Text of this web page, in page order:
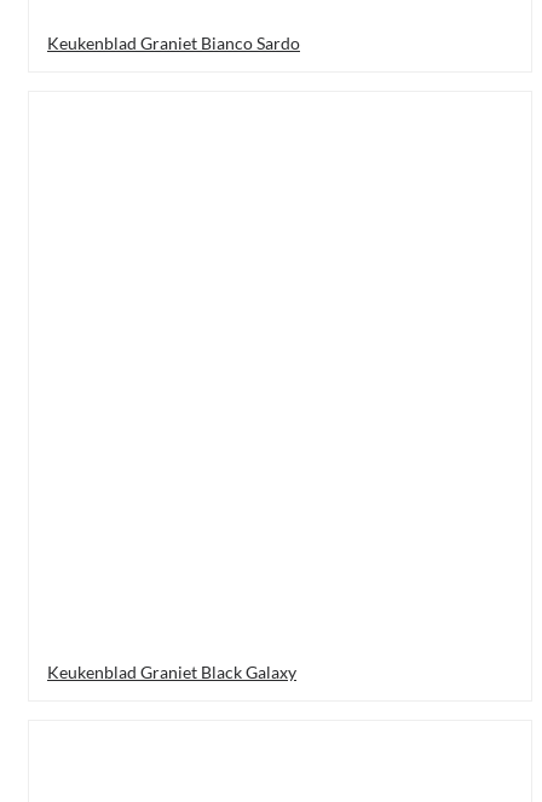
Keukenblad Graniet Bianco Sardo
Keukenblad Graniet Black Galaxy